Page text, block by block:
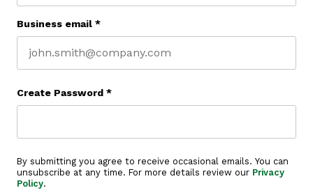
Business email *
Create Password *
By submitting you agree to receive occasional emails. You can
unsubscribe at any time. For more details review our Privacy
Policy.